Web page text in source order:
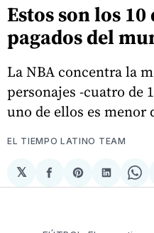
Estos son los
pagados del
La NBA concentra la
personajes -cuatro de
uno de ellos es menor
EL TIEMPO LATINO TEAM
𝕏
Compartir
en
Share
on
en
on